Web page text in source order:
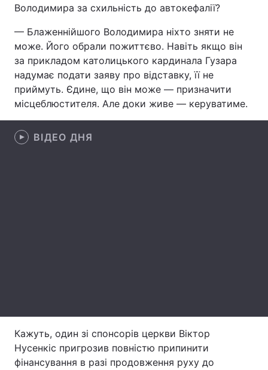
Головна Війна
Україна
Екологія Регіони
Лонгріди
Володимира за схильність до автокефалії?
— Блаженнійшого Володимира ніхто зняти не
може. Його обрали пожиттєво. Навіть якщо він
за прикладом католицького кардинала Гузара
надумає подати заяву про відставку, її не
приймуть. Єдине, що він може — призначити
місцеблюстителя. Але доки живе — керуватиме.
ВІДЕО ДНЯ
Кажуть, один зі спонсорів церкви Віктор
Нусенкіс пригрозив повністю припинити
фінансування в разі продовження руху до